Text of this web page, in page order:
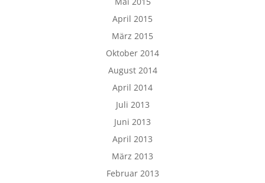
April 2015
März 2015
Oktober 2014
August 2014
April 2014
Juli 2013
Juni 2013
April 2013
März 2013
Februar 2013